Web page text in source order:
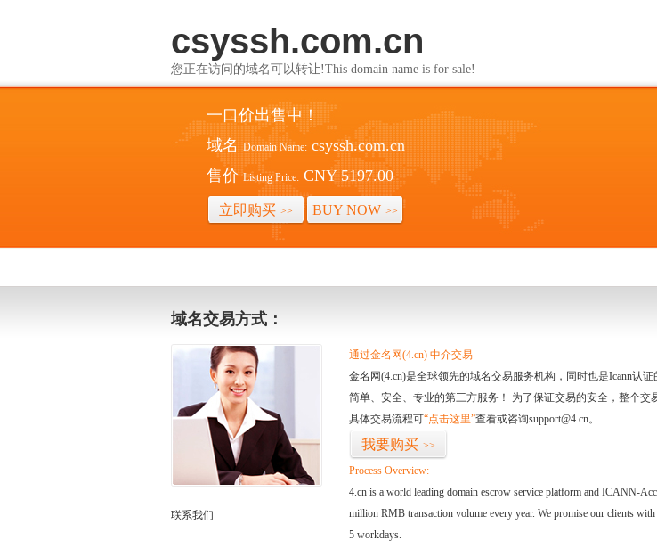
csyssh.com.cn
您正在访问的域名可以转让!This domain name is for sale!
一口价出售中！
域名 Domain Name: csyssh.com.cn
售价 Listing Price: CNY 5197.00
立即购买 >> BUY NOW >>
域名交易方式：
联系我们
通过金名网(4.cn) 中介交易
金名网(4.cn)是全球领先的域名交易服务机构，同时也是Icann认
简单、安全、专业的第三方服务！ 为了保证交易的安全，整个交
具体交易流程可“点击这里”查看或咨询support@4.cn。
我要购买 >>
Process Overview:
4.cn is a world leading domain escrow service platform and ICANN-
million RMB transaction volume every year. We promise our clients
5 workdays.